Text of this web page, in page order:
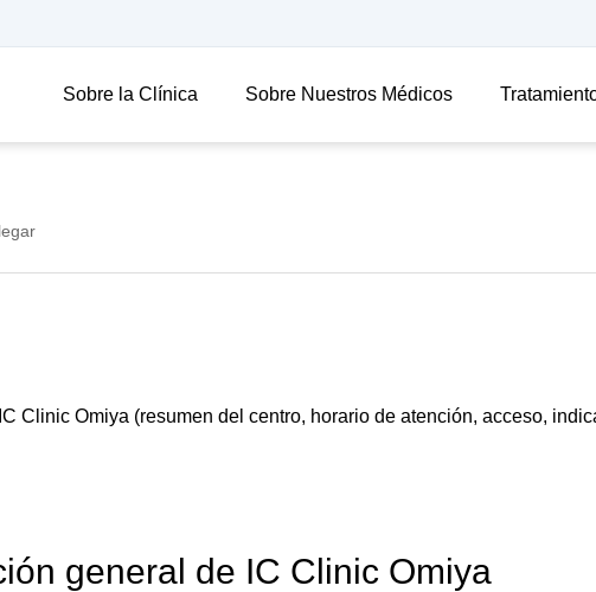
Sobre la Clínica Sobre Nuestros Médicos
Clinic Omiya (resumen del centro, horario de atención, acceso,
general de IC Clinic Omiya